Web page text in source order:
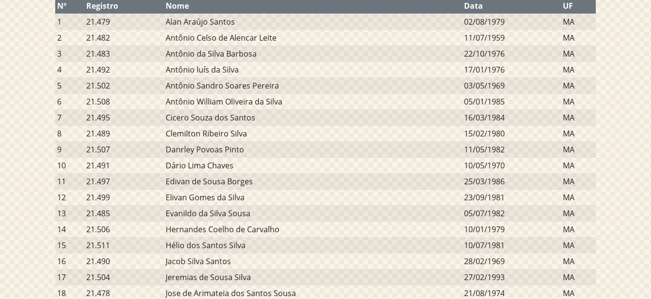
Nº Registro Nome Data
UF
1
21.479 Alan Araújo Santos 02/08/1979
MA
2
21.482 Antônio Celso de Alencar Leite 11/07/1959
MA
3
21.483 Antônio da Silva Barbosa 22/10/1976
MA
4
21.492 Antônio luís da Silva 17/01/1976
MA
5
21.502 Antônio Sandro Soares Pereira 03/05/1969
MA
6
21.508 Antônio William Oliveira da Silva 05/01/1985
MA
7
21.495 Cicero Souza dos Santos 16/03/1984
MA
8
21.489 Clemilton Ribeiro Silva 15/02/1980
MA
9
21.507 Danrley Povoas Pinto 11/05/1982
MA
10
21.491 Dário Lima Chaves 10/05/1970
MA
11
21.497 Edivan de Sousa Borges 25/03/1986
MA
12
21.499 Elivan Gomes da Silva 23/09/1981
MA
13
21.485 Evanildo da Silva Sousa 05/07/1982
MA
14
21.506 Hernandes Coelho de Carvalho 10/01/1979
MA
15
21.511 Hélio dos Santos Silva 10/07/1981
MA
16
21.490 Jacob Silva Santos 28/02/1969
MA
17
21.504 Jeremias de Sousa Silva 27/02/1993
MA
18
21.478 Jose de Arimateia dos Santos Sousa 21/08/1974
MA